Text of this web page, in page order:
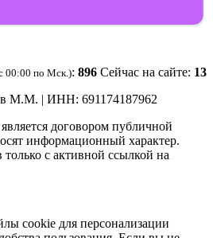
00:00 по Мск.): 896 Сейчас на сайте: 13
М.М. | ИНН: 691174187962
договором публичной
информационный характер.
с активной ссылкой на
cookie для персонализации